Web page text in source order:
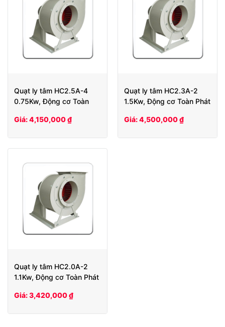
Quạt ly tâm HC2.5A-4
0.75Kw, Động cơ Toàn
Giá: 4,150,000 ₫
Quạt ly tâm HC2.3A-2
1.5Kw, Động cơ Toàn Phát
Giá: 4,500,000 ₫
Quạt ly tâm HC2.0A-2
1.1Kw, Động cơ Toàn Phát
Giá: 3,420,000 ₫